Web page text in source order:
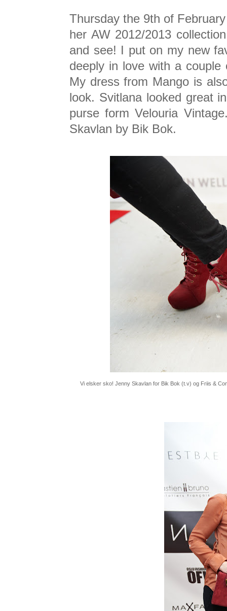
Thursday the 9th of
her AW 2012/2013
and see! I put on my new
deeply in love with a
My dress from Mango is
look. Svitlana looked great
purse form Velouria
Skavlan by Bik Bok.
Vi elsker sko! Jenny Skavlan for Bik Bok (t.v) og Friis &